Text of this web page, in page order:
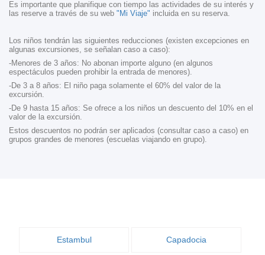
Es importante que planifique con tiempo las actividades de su interés y
las reserve a través de su web "Mi Viaje" incluida en su reserva.
Los niños tendrán las siguientes reducciones (existen excepciones en
algunas excursiones, se señalan caso a caso):
-Menores de 3 años: No abonan importe alguno (en algunos
espectáculos pueden prohibir la entrada de menores).
-De 3 a 8 años: El niño paga solamente el 60% del valor de la
excursión.
-De 9 hasta 15 años: Se ofrece a los niños un descuento del 10% en el
valor de la excursión.
Estos descuentos no podrán ser aplicados (consultar caso a caso) en
grupos grandes de menores (escuelas viajando en grupo).
Estambul Capadocia